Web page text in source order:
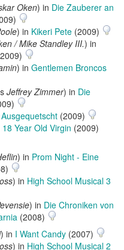
Oken) in Die Zauberer an
) in Kikeri Pete (2009)
/ Mike Standley III.) in
) in Gentlemen Broncos
Jeffrey Zimmer) in Die
Ausgequetscht (2009)
18 Year Old Virgin (2009)
) in Prom Night - Eine
) in High School Musical 3
) in Die Chroniken von
(2008)
) in I Want Candy (2007)
) in High School Musical 2